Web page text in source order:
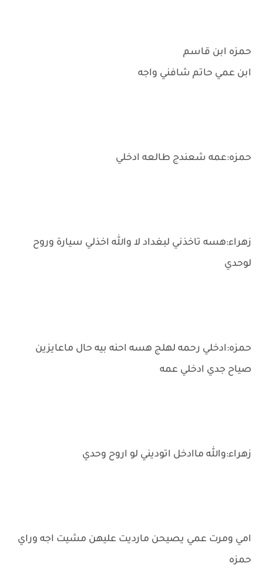
حمزه ابن قاسم
ابن عمي حاتم شافني واجه
حمزه:عمه شعندج طالعه ادخلي
زهراء:هسه تاخذني لبغداد لا والله اخذلي سيارة وروح
لوحدي
حمزه:ادخلي رحمه لهلج هسه احنه بيه حال ماعايزين
صياح جدي ادخلي عمه
زهراء:والله ماادخل اتوديني لو اروح وحدي
امي ومرت عمي يصيحن مارديت عليهن مشيت اجه وراي
حمزه